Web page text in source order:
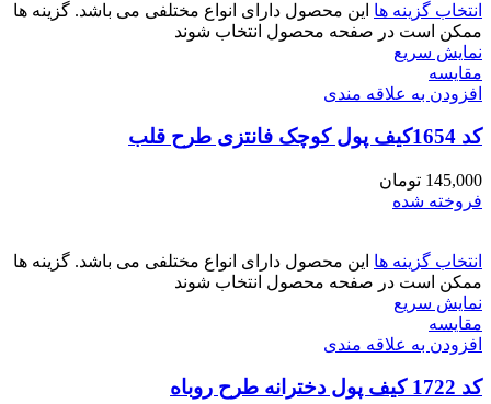
انتخاب گزینه ها این محصول دارای انواع مختلفی می باشد. گزینه ها
ممکن است در صفحه محصول انتخاب شوند
نمایش سریع
مقايسه
افزودن به علاقه مندی
کد 1654کیف پول کوچک فانتزی طرح قلب
145,000 تومان
فروخته شده
انتخاب گزینه ها این محصول دارای انواع مختلفی می باشد. گزینه ها
ممکن است در صفحه محصول انتخاب شوند
نمایش سریع
مقايسه
افزودن به علاقه مندی
کد 1722 کیف پول دخترانه طرح روباه